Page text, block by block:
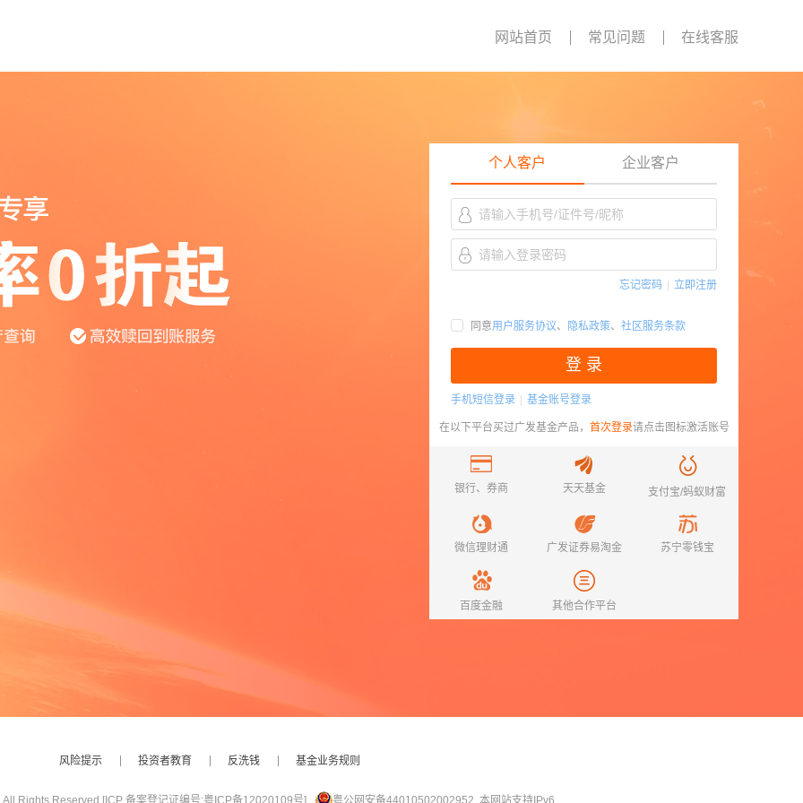
网站首页 常见问题 在线客服
个人客户 企业客户
立即注册
忘记密码
同意用户服务协议、 隐私政策、 社区服务条款
登 录
手机短信登录 基金账号登录
在以下平台买过广发基金产品， 首次登录请点击图标激活账号
银行、券商 天天基金 支付宝/蚂蚁财富
微信理财通 广发证券易淘金 苏宁零钱宝
百度金融 其他合作平台
风险提示 投资者教育 反洗钱 基金业务规则
Rights Reserved. [ICP 备案登记证编号:粤ICP备12020109号] 粤公网安备44010502002952 本网站支持IPv6